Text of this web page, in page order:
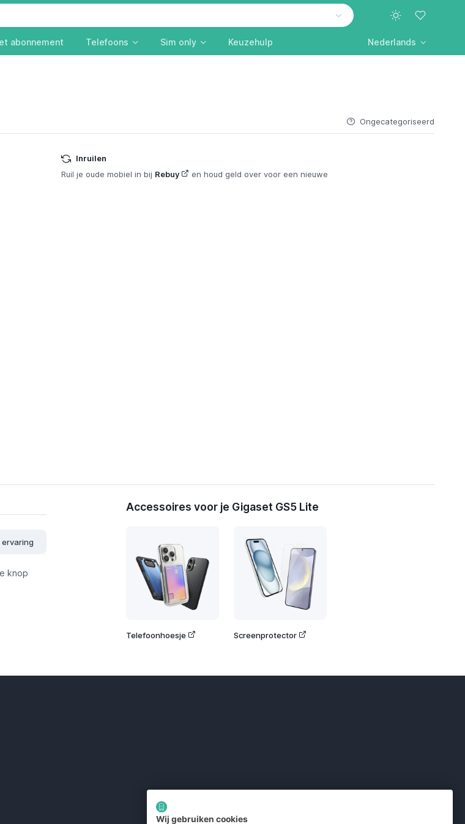
abonnement Telefoons Sim only Keuzehulp Nederlands
Ongecategoriseerd
Inruilen
Ruil je oude mobiel in bij Rebuy en houd geld over voor een nieuwe
ervaring
knop
Accessoires voor je Gigaset GS5 Lite
Telefoonhoesje Screenprotector
Wij gebruiken cookies